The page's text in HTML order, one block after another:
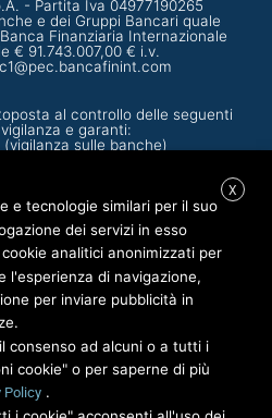
- Partita Iva 04977190265
e dei Gruppi Bancari quale
Finanziaria Internazionale
€ 91.743.007,00 € i.v.
al controllo delle seguenti
e garanti:
(vigilanza sulle banche)
dei dati personali (vigilanza sulla
personali conservati in archivi
o cartacei)
intermediari assicurativi)
3266 e all’Albo dei Gruppi Bancari
N.iscrizione Registro Unico degli
riassicurativi presso IVASS n°
consultabile su:
ng/#/workspace/dettaglio-intermediario
di Tutela dei Depositi e al Fondo
di Garanzia
X
e tecnologie similari per il suo
dei servizi in esso
analitici anonimizzati per
l'esperienza di navigazione,
per inviare pubblicità in
consenso ad alcuni o a tutti i
cookie" o per saperne di più
Policy .